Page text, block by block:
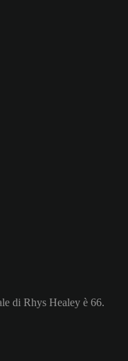
di Rhys Healey è 66.